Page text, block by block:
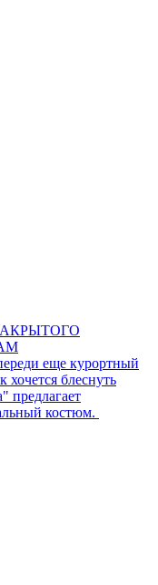
еще курортный
хочется блеснуть
предлагает
костюм.